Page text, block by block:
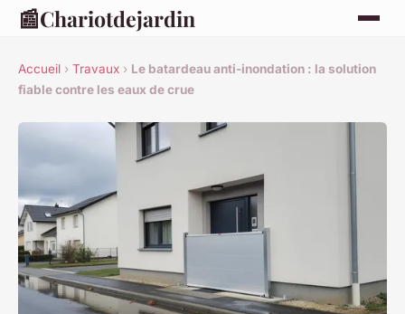
📰Chariotdejardin
Accueil › Travaux › Le batardeau anti-inondation : la solution
fiable contre les eaux de crue